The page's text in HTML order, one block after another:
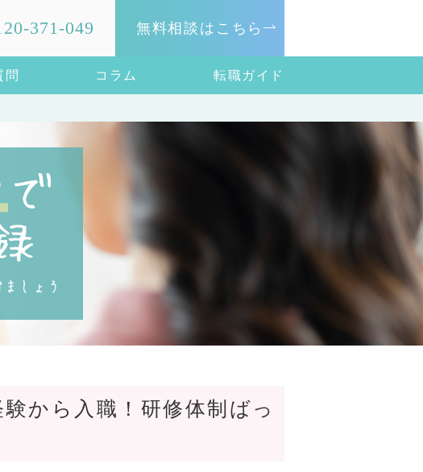
371-049 無料相談はこちら
問 コラム 転職ガイド
から入職！研修体制ばっ